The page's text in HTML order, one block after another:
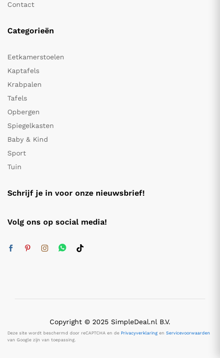
Contact
Categorieën
Eetkamerstoelen
Kaptafels
Krabpalen
Tafels
Opbergen
Spiegelkasten
Baby & Kind
Sport
Tuin
Schrijf je in voor onze nieuwsbrief!
Volg ons op social media!
Copyright © 2025 SimpleDeal.nl B.V.
Deze site wordt beschermd door reCAPTCHA en de Privacyverklaring en Servicevoorwaarden
van Google zijn van toepassing.